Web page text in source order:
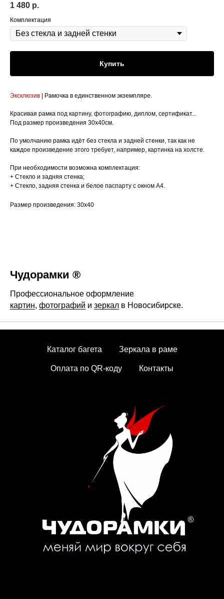
1 480 р.
Комплектация
Купить
Эксклюзив | Рамочка в единственном экземпляре.
Красивая рамка под картину, фотографию, диплом, сертификат...
Под размер произведения 30х40см.
По умолчанию рамка идёт без стекла и задней стенки, так как не
каждое произведение этого требует, например, картинка на холсте.
При необходимости возможна комплектация:
+ Стекло и задняя стенка;
+ Стекло, задняя стенка и белое паспарту с окном А4.
Размер произведения: 30х40
Чудорамки ®
Профессиональное оформление
картин, фотографий и зеркал в Новосибирске.
Каталог багета Зеркала в раме
Оплата по QR-коду Контакты